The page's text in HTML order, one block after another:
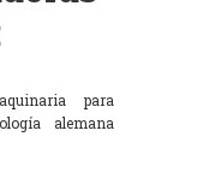
para
alemana